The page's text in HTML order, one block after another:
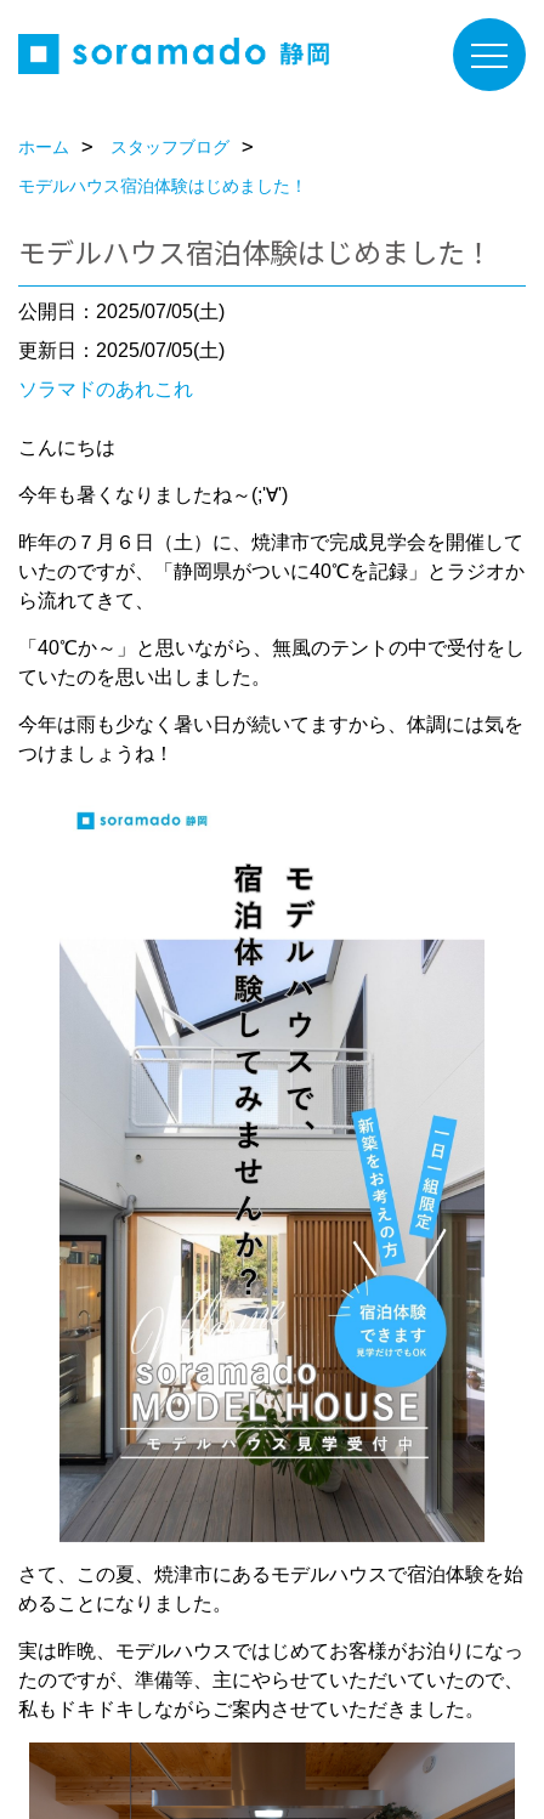
ホーム
スタッフブログ
モデルハウス宿泊体験はじめました！
モデルハウス宿泊体験はじめました！
公開日：2025/07/05(土)
更新日：2025/07/05(土)
ソラマドのあれこれ
こんにちは
今年も暑くなりましたね～(;'∀')
昨年の７月６日（土）に、焼津市で完成見学会を開催して
いたのですが、「静岡県がついに40℃を記録」とラジオか
ら流れてきて、
「40℃か～」と思いながら、無風のテントの中で受付をし
ていたのを思い出しました。
今年は雨も少なく暑い日が続いてますから、体調には気を
つけましょうね！
さて、この夏、焼津市にあるモデルハウスで宿泊体験を始
めることになりました。
実は昨晩、モデルハウスではじめてお客様がお泊りになっ
たのですが、準備等、主にやらせていただいていたので、
私もドキドキしながらご案内させていただきました。